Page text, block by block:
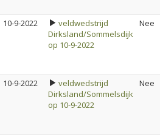
10-9-2022
veldwedstrijd
Dirksland/Sommelsdijk
op 10-9-2022
Nee
10-9-2022
veldwedstrijd
Dirksland/Sommelsdijk
op 10-9-2022
Nee